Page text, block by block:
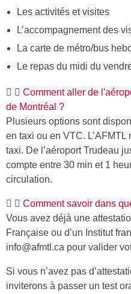
Les activités et visites
L’accompagnement des
La carte de métro/bus
Le repas du midi du
Comment aller de
de Montréal ?
Plusieurs options sont
en taxi ou en VTC.
taxi. De l’aéroport Trudeau
compte entre 30 min et 1
circulation.
Comment savoir dans
Vous avez déjà une
Française ou d’un Institut
info@afmtl.ca pour valider
Si vous n’avez pas
inviterons à passer un test